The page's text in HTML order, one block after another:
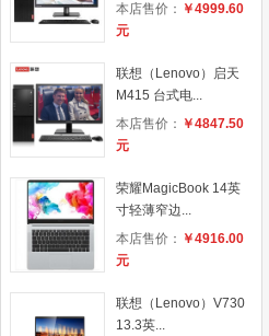
本店售价： ￥4999.60
元
联想（Lenovo）启天
M415 台式电...
本店售价： ￥4847.50
元
荣耀MagicBook 14英
寸轻薄窄边...
本店售价： ￥4916.00
元
联想（Lenovo）V730
13.3英...